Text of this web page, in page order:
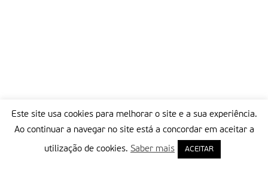
Este site usa cookies para melhorar o site e a sua experiência.
Ao continuar a navegar no site está a concordar em aceitar a
utilização de cookies. Saber mais ACEITAR